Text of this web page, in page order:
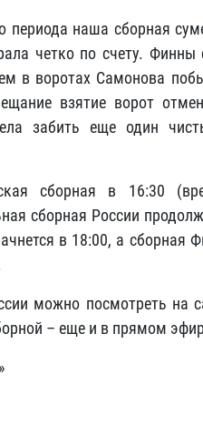
периода наша сборная
четко по счету. Финны
в воротах Самонова
взятие ворот
забить еще один
сборная в 16:30
сборная России
в 18:00, а сборная
можно посмотреть на
– еще и в прямом